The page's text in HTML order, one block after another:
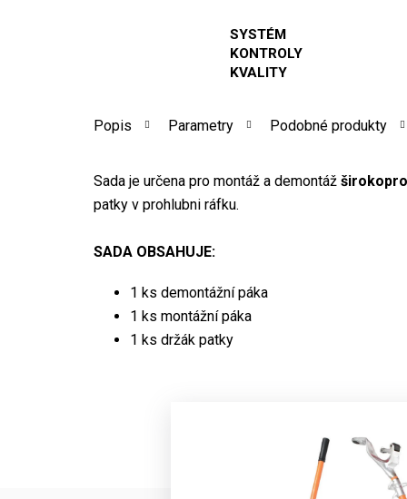
SYSTÉM
KONTROLY
KVALITY
Popis Parametry Podobné produkty
Sada je určena pro montáž a demontáž
patky v prohlubni ráfku.
SADA OBSAHUJE:
1 ks demontážní páka
1 ks montážní páka
1 ks držák patky